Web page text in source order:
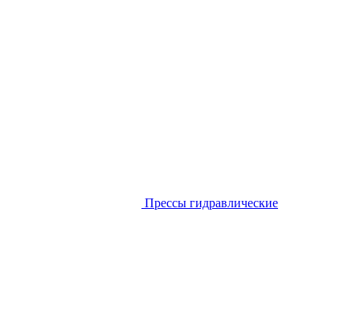
Прессы гидравлические